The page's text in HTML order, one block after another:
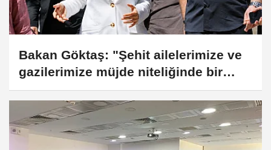
Bakan Göktaş: "Şehit ailelerimize ve
gazilerimize müjde niteliğinde bir
çalışma çıkacak"